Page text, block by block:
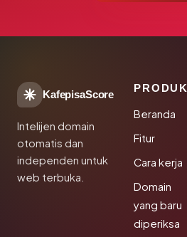
KafepisaScore
Intelijen domain
otomatis dan
independen untuk
web terbuka.
PRODUK
Beranda
Fitur
Cara kerja
Domain
yang baru
diperiksa